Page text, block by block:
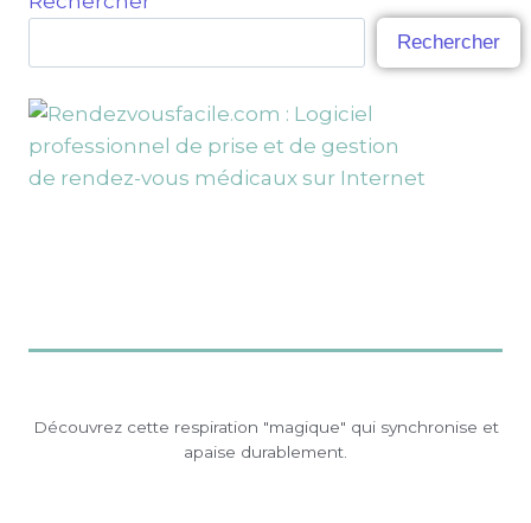
Rechercher
Découvrez cette respiration "magique" qui synchronise et
apaise durablement.